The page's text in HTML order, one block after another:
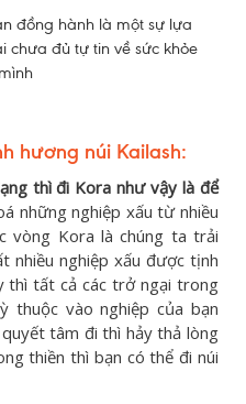
đồng hành là một sự lựa
chưa đủ tự tin về sức khỏe
hương núi Kailash:
thì đi Kora như vậy là để
những nghiệp xấu từ nhiều
vòng Kora là chúng ta trải
nhiều nghiệp xấu được tịnh
thì tất cả các trở ngại trong
thuộc vào nghiệp của bạn
tâm đi thì hảy thả lòng
thiền thì bạn có thể đi núi